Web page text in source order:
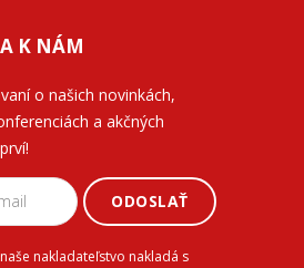
K NÁM
o našich novinkách,
a akčných
ODOSLAŤ
nakladateľstvo nakladá s